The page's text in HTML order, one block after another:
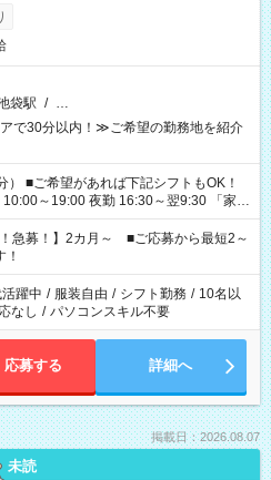
袋駅 / …
で30分以内！≫ご希望の勤務地を紹介
OK！
～19:00 夜勤 16:30～翌9:30 「家族
余裕を持って夕飯の準備がしたい」
ない」 など、ご希望を教えてください
勤務時間。 合計で週40時間を超える場
！急募！】2カ月～ ■ご応募から最短2～
躍中 / 服装自由 / シフト勤務 / 10名以
なし / パソコンスキル不要
応募する 詳細へ
掲載日：2026.08.07
未読